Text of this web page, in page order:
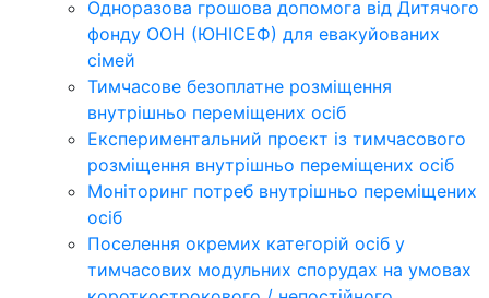
Одноразова грошова допомога від Дитячого
фонду ООН (ЮНІСЕФ) для евакуйованих
сімей
Тимчасове безоплатне розміщення
внутрішньо переміщених осіб
Експериментальний проєкт із тимчасового
розміщення внутрішньо переміщених осіб
Моніторинг потреб внутрішньо переміщених
осіб
Поселення окремих категорій осіб у
тимчасових модульних спорудах на умовах